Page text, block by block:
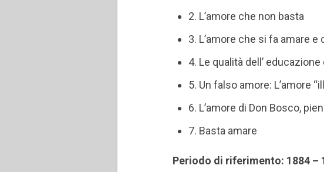
2. L’amore che non basta
3. L’amore che si fa amare e
4. Le qualità dell’
5. Un falso amore: L’amore
6. L’amore di Don Bosco,
7. Basta amare
Periodo di riferimento: 1884 –